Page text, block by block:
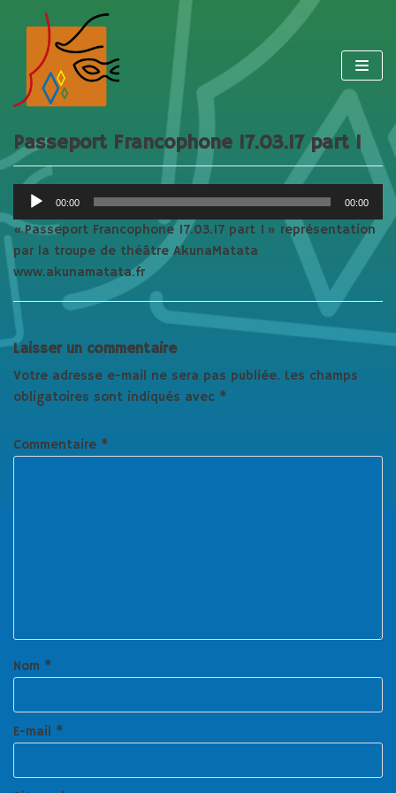
Aller
contenu
Passeport Francophone 17.03.17 part 1
Lecteur
audio
00:00 00:00
« Passeport Francophone 17.03.17 part 1 » représentation
par la troupe de théâtre AkunaMatata
www.akunamatata.fr
Laisser un commentaire
Votre adresse e-mail ne sera pas publiée. Les champs
obligatoires sont indiqués avec *
Commentaire *
Nom *
E-mail *